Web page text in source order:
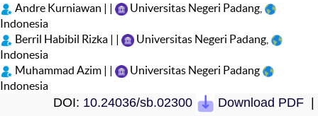
Andre Kurniawan | |
Universitas Negeri Padang,
Indonesia
Berril Habibil Rizka | |
Universitas Negeri Padang,
Indonesia
Muhammad Azim | |
Universitas Negeri Padang
Indonesia
DOI: 10.24036/sb.02300 Download PDF |